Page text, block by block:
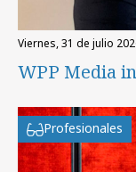
viernes, 31 de julio
WPP Media
Profesionales